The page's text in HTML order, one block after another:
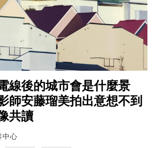
線後的城市會是什麼景
師安藤瑠美拍出意想不到
共讀
中心